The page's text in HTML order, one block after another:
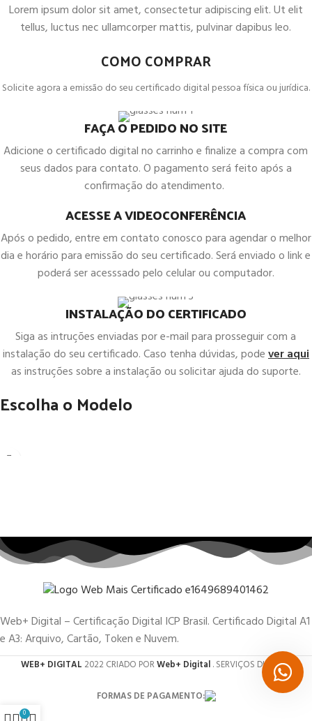
Lorem ipsum dolor sit amet, consectetur adipiscing elit. Ut elit
tellus, luctus nec ullamcorper mattis, pulvinar dapibus leo.
COMO COMPRAR
Solicite agora a emissão do seu certificado digital pessoa física ou jurídica.
FAÇA O PEDIDO NO SITE
Adicione o certificado digital no carrinho e finalize a compra com
seus dados para contato. O pagamento será feito após a
confirmação do atendimento.
ACESSE A VIDEOCONFERÊNCIA
Após o pedido, entre em contato conosco para agendar o melhor
dia e horário para emissão do seu certificado. Será enviado o link e
poderá ser acesssado pelo celular ou computador.
INSTALAÇÃO DO CERTIFICADO
Siga as intruções enviadas por e-mail para prosseguir com a
instalação do seu certificado. Caso tenha dúvidas, podever aqui
as instruções sobre a instalação ou solicitar ajuda do suporte.
Escolha o Modelo
Web+ Digital – Certificação Digital ICP Brasil. Certificado Digital A1
e A3: Arquivo, Cartão, Token e Nuvem.
WEB+ DIGITAL 2022 CRIADO PORWeb+ Digital. SERVIÇOS DIGITAIS.
FORMAS DE PAGAMENTO:
0